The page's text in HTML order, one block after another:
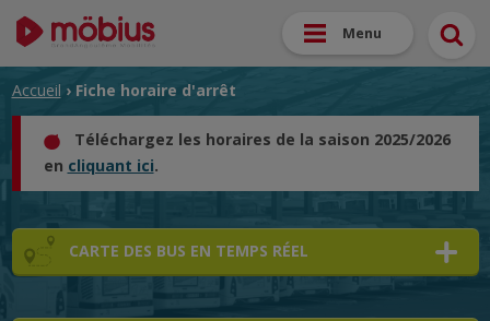
Menu
Accueil › Fiche horaire d'arrêt
Téléchargez les horaires de la saison 2025/2026
en cliquant ici.
CARTE DES BUS EN TEMPS RÉEL